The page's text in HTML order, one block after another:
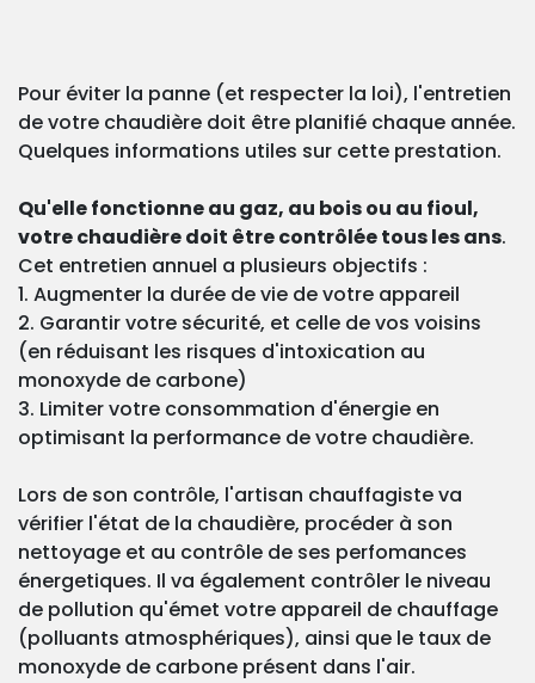
Pour éviter la panne (et respecter la loi), l'entretien
de votre chaudière doit être planifié chaque année.
Quelques informations utiles sur cette prestation.
Qu'elle fonctionne au gaz, au bois ou au fioul,
votre chaudière doit être contrôlée tous les ans.
Cet entretien annuel a plusieurs objectifs :
1. Augmenter la durée de vie de votre appareil
2. Garantir votre sécurité, et celle de vos voisins
(en réduisant les risques d'intoxication au
monoxyde de carbone)
3. Limiter votre consommation d'énergie en
optimisant la performance de votre chaudière.
Lors de son contrôle, l'artisan chauffagiste va
vérifier l'état de la chaudière, procéder à son
nettoyage et au contrôle de ses perfomances
énergetiques. Il va également contrôler le niveau
de pollution qu'émet votre appareil de chauffage
(polluants atmosphériques), ainsi que le taux de
monoxyde de carbone présent dans l'air.